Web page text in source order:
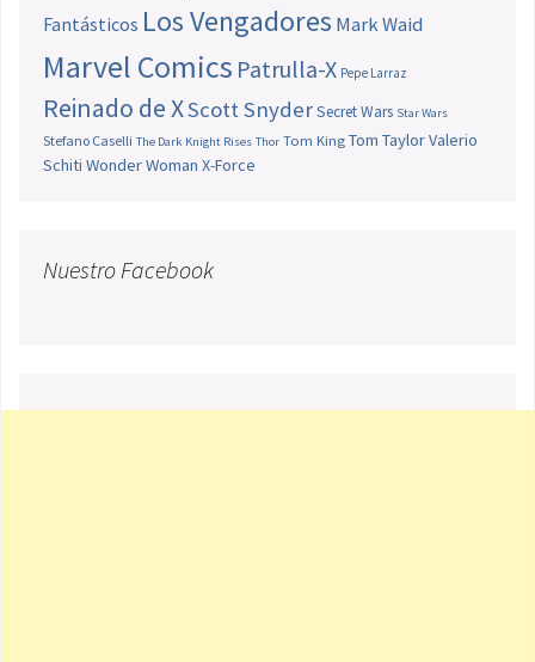
Fantásticos Los Vengadores Mark Waid
Marvel Comics Patrulla-X Pepe Larraz
Reinado de XScott SnyderSecret Wars Star Wars
Stefano Caselli The Dark Knight Rises Thor Tom King Tom TaylorValerio
Schiti Wonder Woman X-Force
Nuestro Facebook